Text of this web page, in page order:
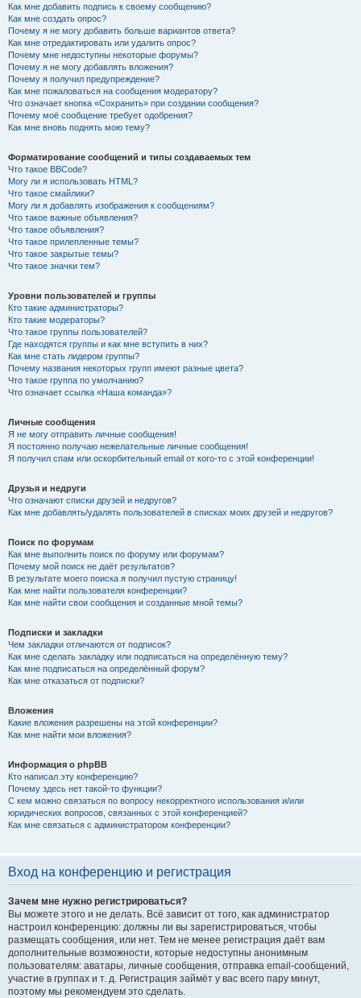
Как мне добавить подпись к своему сообщению?
Как мне создать опрос?
Почему я не могу добавить больше вариантов ответа?
Как мне отредактировать или удалить опрос?
Почему мне недоступны некоторые форумы?
Почему я не могу добавлять вложения?
Почему я получил предупреждение?
Как мне пожаловаться на сообщения модератору?
Что означает кнопка «Сохранить» при создании сообщения?
Почему моё сообщение требует одобрения?
Как мне вновь поднять мою тему?
Форматирование сообщений и типы создаваемых тем
Что такое BBCode?
Могу ли я использовать HTML?
Что такое смайлики?
Могу ли я добавлять изображения к сообщениям?
Что такое важные объявления?
Что такое объявления?
Что такое прилепленные темы?
Что такое закрытые темы?
Что такое значки тем?
Уровни пользователей и группы
Кто такие администраторы?
Кто такие модераторы?
Что такое группы пользователей?
Где находятся группы и как мне вступить в них?
Как мне стать лидером группы?
Почему названия некоторых групп имеют разные цвета?
Что такое группа по умолчанию?
Что означает ссылка «Наша команда»?
Личные сообщения
Я не могу отправить личные сообщения!
Я постоянно получаю нежелательные личные сообщения!
Я получил спам или оскорбительный email от кого-то с этой конференции!
Друзья и недруги
Что означают списки друзей и недругов?
Как мне добавлять/удалять пользователей в списках моих друзей и недругов?
Поиск по форумам
Как мне выполнить поиск по форуму или форумам?
Почему мой поиск не даёт результатов?
В результате моего поиска я получил пустую страницу!
Как мне найти пользователя конференции?
Как мне найти свои сообщения и созданные мной темы?
Подписки и закладки
Чем закладки отличаются от подписок?
Как мне сделать закладку или подписаться на определённую тему?
Как мне подписаться на определённый форум?
Как мне отказаться от подписки?
Вложения
Какие вложения разрешены на этой конференции?
Как мне найти мои вложения?
Информация о phpBB
Кто написал эту конференцию?
Почему здесь нет такой-то функции?
С кем можно связаться по вопросу некорректного использования и/или
юридических вопросов, связанных с этой конференцией?
Как мне связаться с администратором конференции?
Вход на конференцию и регистрация
Зачем мне нужно регистрироваться?
Вы можете этого и не делать. Всё зависит от того, как администратор
настроил конференцию: должны ли вы зарегистрироваться, чтобы
размещать сообщения, или нет. Тем не менее регистрация даёт вам
дополнительные возможности, которые недоступны анонимным
пользователям: аватары, личные сообщения, отправка email-сообщений,
участие в группах и т. д. Регистрация займёт у вас всего пару минут,
поэтому мы рекомендуем это сделать.